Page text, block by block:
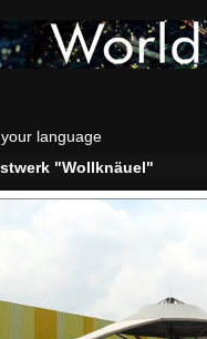
language
"Wollknäuel"